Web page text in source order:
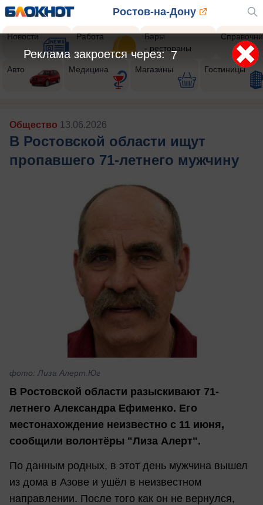
Ростов-на-Дону
Новости Работа
Бары
- рестораны
Авто Медицина Магазины Гостиницы
Общество 13.06.2026
В Ростовской области ищут
пропавшего 71-летнего мужчину
фото: Лиза Алерт.Юг
В Ростовской области разыскивают 71-
летнего Александра Ефименко. Его
местонахождение неизвестно с 11 июня,
сообщили волонтёры "Лиза Алерт".
По данным родных, в этот день мужчина вышел
из дома в Азове и ушёл в неизвестном
направлении. После того как он не вернулся,
5
Реклама закроется через: